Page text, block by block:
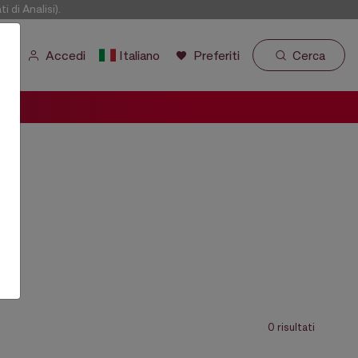
di Analisi).
Accedi Italiano Preferiti Cerca
0 risultati